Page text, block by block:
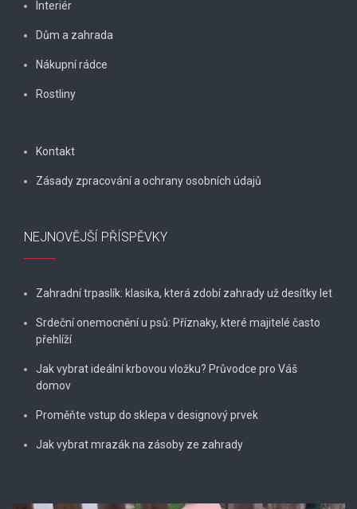
Interiér
Dům a zahrada
Nákupní rádce
Rostliny
Kontakt
Zásady zpracování a ochrany osobních údajů
NEJNOVĚJŠÍ PŘÍSPĚVKY
Zahradní trpaslík: klasika, která zdobí zahrady už desítky let
Srdeční onemocnění u psů: Příznaky, které majitelé často
přehlíží
Jak vybrat ideální krbovou vložku? Průvodce pro Váš
domov
Proměňte vstup do sklepa v designový prvek
Jak vybrat mrazák na zásoby ze zahrady